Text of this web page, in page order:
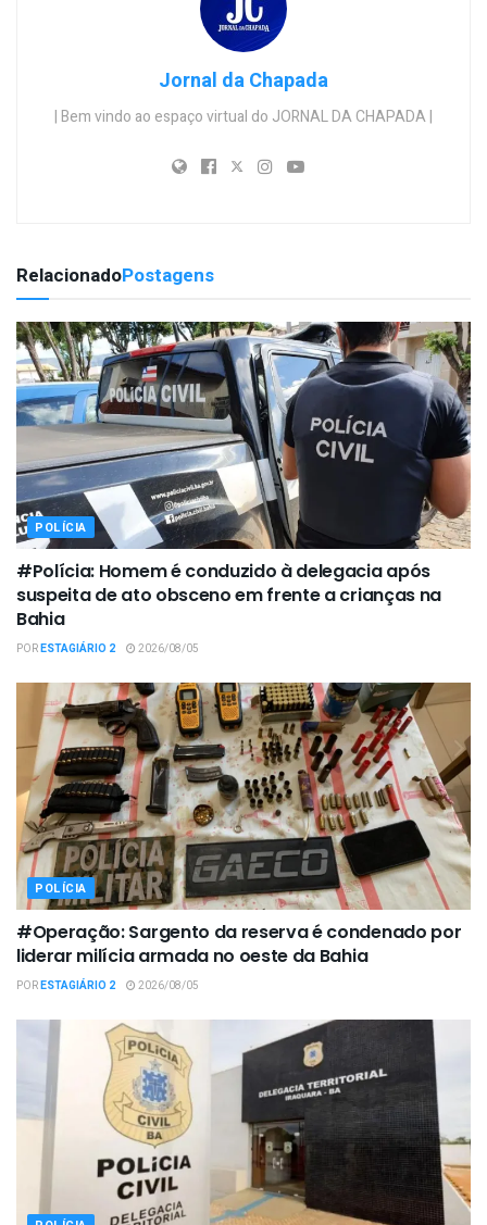
Jornal da Chapada
| Bem vindo ao espaço virtual do JORNAL DA CHAPADA |
RelacionadoPostagens
POLÍCIA
#Polícia: Homem é conduzido à delegacia após
suspeita de ato obsceno em frente a crianças na
Bahia
PORESTAGIÁRIO 2 2026/08/05
POLÍCIA
#Operação: Sargento da reserva é condenado por
liderar milícia armada no oeste da Bahia
PORESTAGIÁRIO 2 2026/08/05